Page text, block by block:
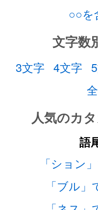
○○を
文字数
3文字 4文字
人気のカ
語
「ション
「ブル」